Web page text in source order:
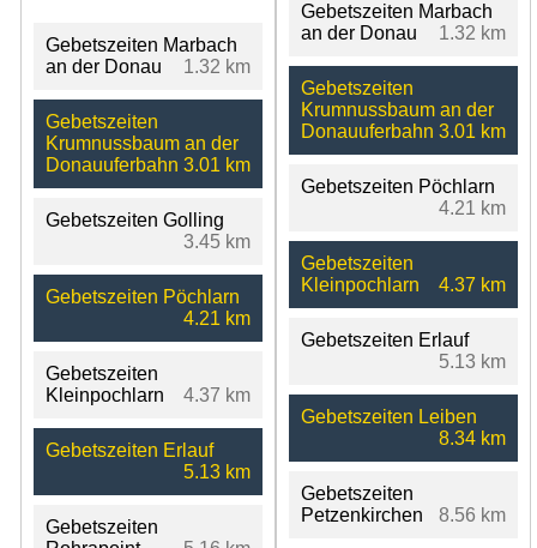
Gebetszeiten Marbach
an der Donau
1.32 km
Gebetszeiten
Krumnussbaum an der
Donauuferbahn 3.01 km
Gebetszeiten Golling
3.45 km
Gebetszeiten Pöchlarn
4.21 km
Gebetszeiten
Kleinpochlarn
4.37 km
Gebetszeiten Erlauf
5.13 km
Gebetszeiten
Gebetszeiten Marbach
an der Donau
1.32 km
Gebetszeiten
Krumnussbaum an der
Donauuferbahn 3.01 km
Gebetszeiten Pöchlarn
4.21 km
Gebetszeiten
Kleinpochlarn
4.37 km
Gebetszeiten Erlauf
5.13 km
Gebetszeiten Leiben
8.34 km
Gebetszeiten
Petzenkirchen
8.56 km